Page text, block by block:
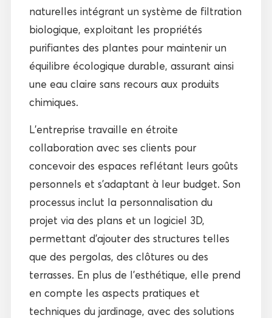
naturelles intégrant un système de filtration
biologique, exploitant les propriétés
purifiantes des plantes pour maintenir un
équilibre écologique durable, assurant ainsi
une eau claire sans recours aux produits
chimiques.
L’entreprise travaille en étroite
collaboration avec ses clients pour
concevoir des espaces reflétant leurs goûts
personnels et s’adaptant à leur budget. Son
processus inclut la personnalisation du
projet via des plans et un logiciel 3D,
permettant d’ajouter des structures telles
que des pergolas, des clôtures ou des
terrasses. En plus de l’esthétique, elle prend
en compte les aspects pratiques et
techniques du jardinage, avec des solutions